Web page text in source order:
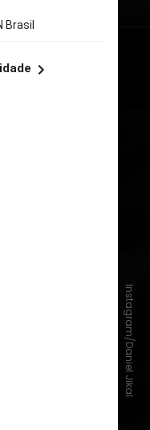
Instagram/Daniel Jikal